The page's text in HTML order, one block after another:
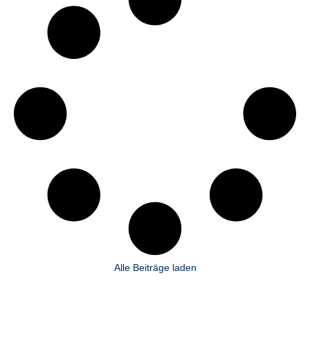
Alle Beiträge laden